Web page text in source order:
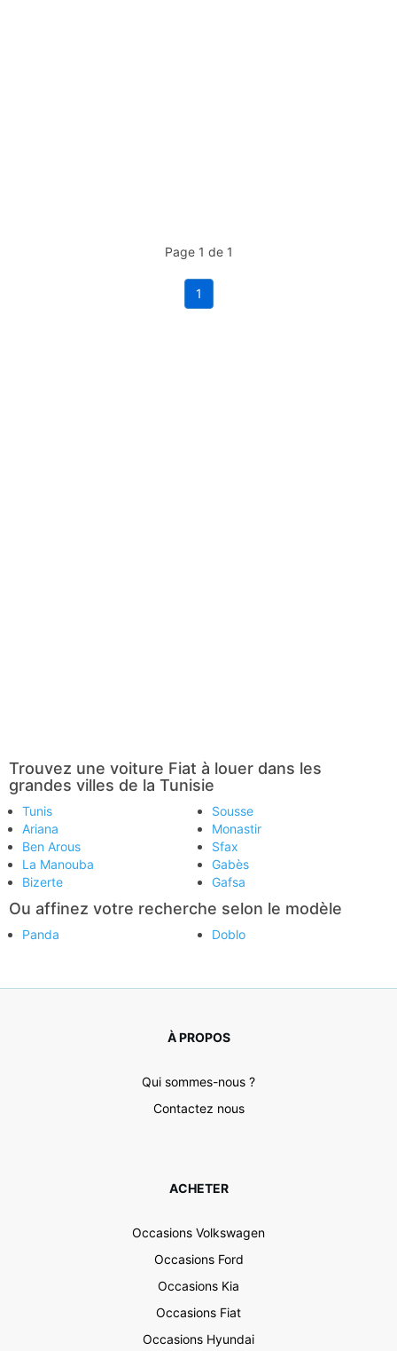
Page 1 de 1
1
Trouvez une voiture Fiat à louer dans les
grandes villes de la Tunisie
Tunis
Ariana
Ben Arous
La Manouba
Bizerte
Sousse
Monastir
Sfax
Gabès
Gafsa
Ou affinez votre recherche selon le modèle
Panda Doblo
À PROPOS
Qui sommes-nous ?
Contactez nous
ACHETER
Occasions Volkswagen
Occasions Ford
Occasions Kia
Occasions Fiat
Occasions Hyundai